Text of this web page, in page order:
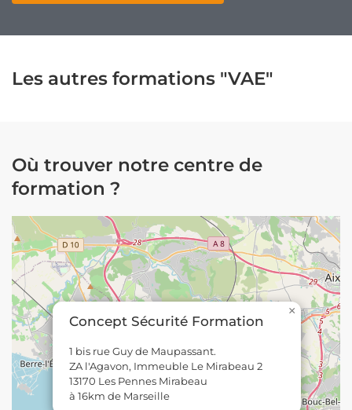
Les autres formations "VAE"
Où trouver notre centre de
formation ?
Concept Sécurité Formation
1 bis rue Guy de Maupassant.
ZA l'Agavon, Immeuble Le Mirabeau 2
13170 Les Pennes Mirabeau
à 16km de Marseille
×